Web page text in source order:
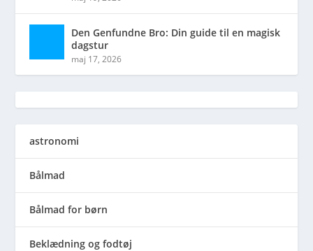
Den Genfundne Bro: Din guide til en magisk
dagstur
maj 17, 2026
astronomi
Bålmad
Bålmad for børn
Beklædning og fodtøj